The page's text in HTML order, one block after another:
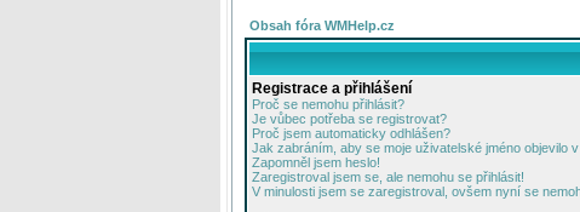
Obsah fóra WMHelp.cz
Registrace a přihlášení
Proč se nemohu přihlásit?
Je vůbec potřeba se registrovat?
Proč jsem automaticky odhlášen?
Jak zabráním, aby se moje uživatelské jméno objevilo
Zapomněl jsem heslo!
Zaregistroval jsem se, ale nemohu se přihlásit!
V minulosti jsem se zaregistroval, ovšem nyní se